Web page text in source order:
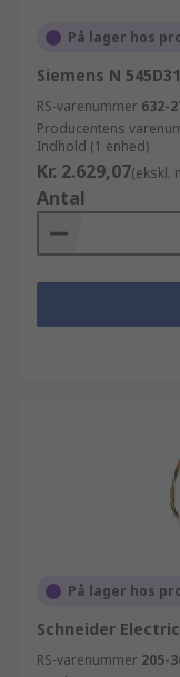
På lager hos
Siemens N 545D31
RS-varenummer 632-
Producentens
Indhold (1 enhed)
Kr. 2.629,07(ekskl.
Antal
På lager hos
Schneider
RS-varenummer 205-